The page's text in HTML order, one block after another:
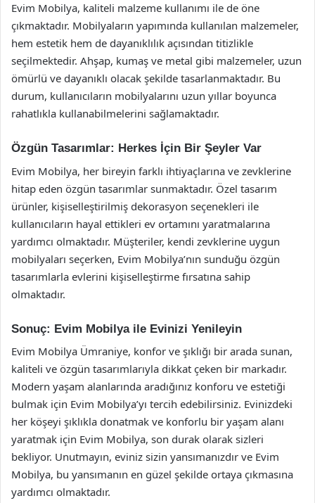
Evim Mobilya, kaliteli malzeme kullanımı ile de öne
çıkmaktadır. Mobilyaların yapımında kullanılan malzemeler,
hem estetik hem de dayanıklılık açısından titizlikle
seçilmektedir. Ahşap, kumaş ve metal gibi malzemeler, uzun
ömürlü ve dayanıklı olacak şekilde tasarlanmaktadır. Bu
durum, kullanıcıların mobilyalarını uzun yıllar boyunca
rahatlıkla kullanabilmelerini sağlamaktadır.
Özgün Tasarımlar: Herkes İçin Bir Şeyler Var
Evim Mobilya, her bireyin farklı ihtiyaçlarına ve zevklerine
hitap eden özgün tasarımlar sunmaktadır. Özel tasarım
ürünler, kişiselleştirilmiş dekorasyon seçenekleri ile
kullanıcıların hayal ettikleri ev ortamını yaratmalarına
yardımcı olmaktadır. Müşteriler, kendi zevklerine uygun
mobilyaları seçerken, Evim Mobilya’nın sunduğu özgün
tasarımlarla evlerini kişiselleştirme fırsatına sahip
olmaktadır.
Sonuç: Evim Mobilya ile Evinizi Yenileyin
Evim Mobilya Ümraniye, konfor ve şıklığı bir arada sunan,
kaliteli ve özgün tasarımlarıyla dikkat çeken bir markadır.
Modern yaşam alanlarında aradığınız konforu ve estetiği
bulmak için Evim Mobilya’yı tercih edebilirsiniz. Evinizdeki
her köşeyi şıklıkla donatmak ve konforlu bir yaşam alanı
yaratmak için Evim Mobilya, son durak olarak sizleri
bekliyor. Unutmayın, eviniz sizin yansımanızdır ve Evim
Mobilya, bu yansımanın en güzel şekilde ortaya çıkmasına
yardımcı olmaktadır.